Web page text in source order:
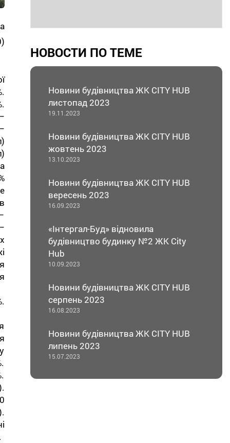
НОВОСТИ ПО ТЕМЕ
Новини будівництва ЖК CITY HUB
листопад 2023
19.11.2023
Новини будівництва ЖК CITY HUB
жовтень 2023
13.10.2023
Новини будівництва ЖК CITY HUB
вересень 2023
16.09.2023
«Інтергал-Буд» відновила
будівництво будинку №2 ЖК City
Hub
10.09.2023
Новини будівництва ЖК CITY HUB
серпень 2023
16.08.2023
Новини будівництва ЖК CITY HUB
липень 2023
15.07.2023